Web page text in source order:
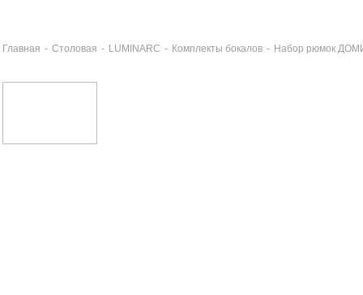
Главная - Столовая - LUMINARC - Комплекты бокалов - Набор рюмок